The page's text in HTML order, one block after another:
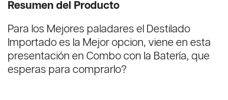
Resumen del Producto
Para los Mejores paladares el Destilado
Importado es la Mejor opcion, viene en esta
presentación en Combo con la Batería, que
esperas para comprarlo?